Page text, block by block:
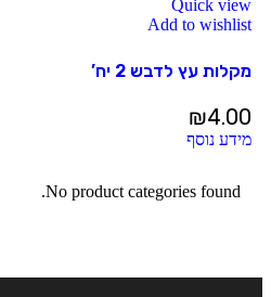
Quick view
Add to wishlist
מקלות עץ לדבש 2 יח’
₪4.00
מידע נוסף
No product categories found.